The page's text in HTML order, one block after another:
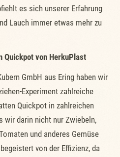
es sich unserer Erfahrung
Lauch immer etwas mehr zu
Quickpot von HerkuPlast
GmbH aus Ering haben wir
Experiment zahlreiche
Quickpot in zahlreichen
wir darin nicht nur Zwiebeln,
und anderes Gemüse
von der Effizienz, da